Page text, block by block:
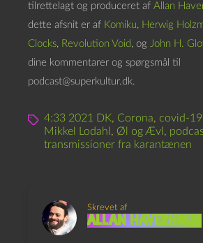
tilrettelagt og produceret af Allan
dette afsnit er af Komiku, Herwig
Clocks, Revolution Void, og John H.
dine kommentarer og spørgsmål til
podcast@superkultur.dk.
4:33 2021 DK, Corona, covid-19
Mikkel Lodahl , Øl og Ævl ,
transmissioner fra karantænen
Skrevet af
Allan Haverholm